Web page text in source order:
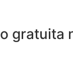
gratuita